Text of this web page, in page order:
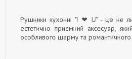
Рушники кухонні "I ❤ U" - це не
естетично приємний аксесуар,
особливого шарму та